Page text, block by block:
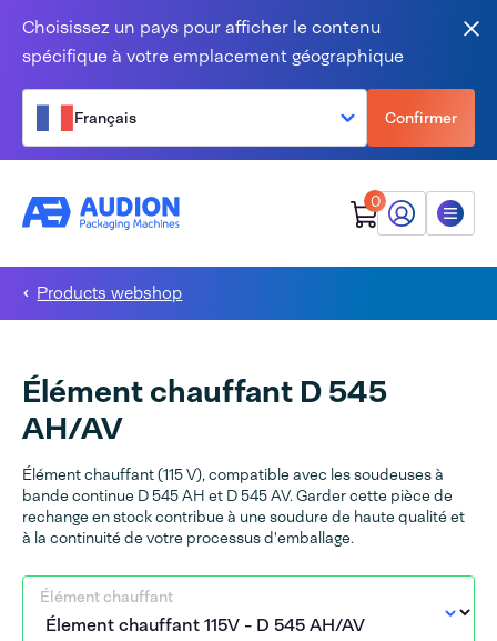
Choisissez un pays pour afficher le contenu
spécifique à votre emplacement géographique
Français Confirmer
0
Mon Audion
Menu
Products webshop
Élément chauffant D 545
AH/AV
Élément chauffant (115 V), compatible avec les soudeuses à
bande continue D 545 AH et D 545 AV. Garder cette pièce de
rechange en stock contribue à une soudure de haute qualité et
à la continuité de votre processus d'emballage.
Élément chauffant